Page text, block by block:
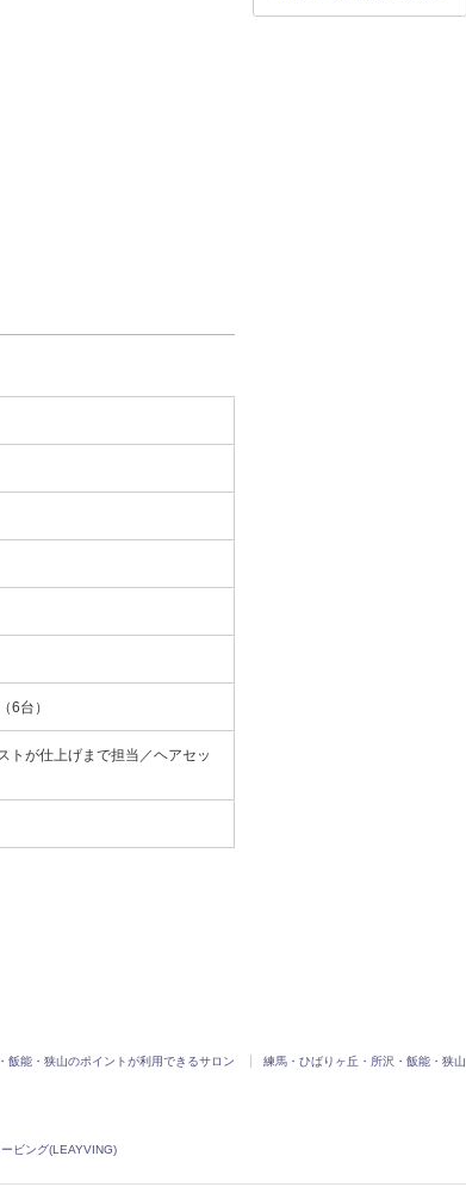
6台）
トが仕上げまで担当／ヘアセッ
飯能・狭山のポイントが利用できるサロン
練馬・ひばりヶ丘・所沢・飯能・狭山
ービング(LEAYVING)